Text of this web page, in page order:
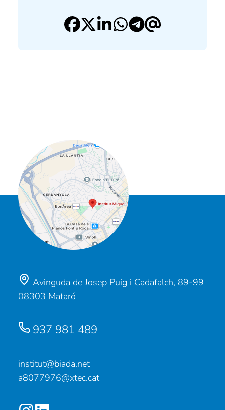
Avinguda de Josep Puig i Cadafalch, 89-99
08303 Mataró
937 981 489
institut@biada.net
a8077976@xtec.cat